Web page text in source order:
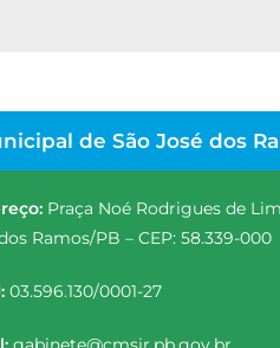
de São José dos
Praça Noé Rodrigues de
Ramos/PB – CEP: 58.339-000
03.596.130/0001-27